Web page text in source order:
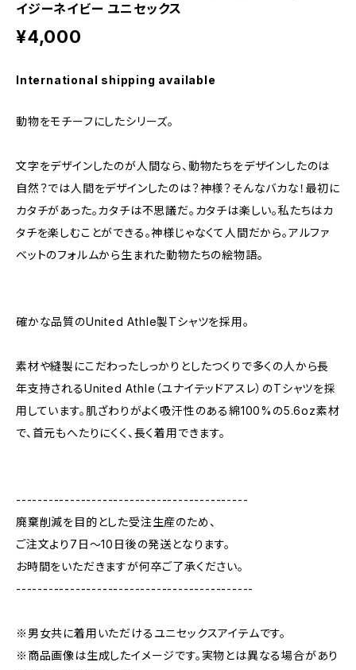
イジーネイビー ユニセックス
¥4,000
International shipping available
動物をモチーフにしたシリーズ。
文字をデザインしたのが人間なら、動物たちをデザインしたのは
自然？では人間をデザインしたのは？神様？そんなバカな！最初に
カタチがあった。カタチは不思議だ。カタチは楽しい。私たちはカ
タチを楽しむことができる。神様じゃなくて人間だから。アルファ
ベットのフォルムから生まれた動物たちの絵物語。
確かな品質のUnited Athle製Tシャツを採用。
素材や縫製にこだわったしっかりとしたつくりで多くの人から長
年支持されるUnited Athle（ユナイテッドアスレ）のTシャツを採
用しています。肌ざわりがよく吸汗性のある綿100%の5.6oz素材
で、首元もへたりにくく、長く着用できます。
-------------------------------------------
廃棄削減を目的とした受注生産のため、
ご注文より7日〜10日後の発送となります。
お時間をいただきますが何卒ご了承ください。
--------------------------------------------
※男女共に着用いただけるユニセックスアイテムです。
※商品画像は生成したイメージです。実物とは異なる場合があり